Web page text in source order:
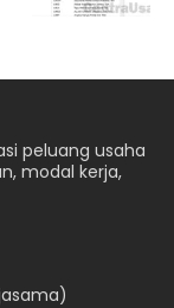
peluang usaha
modal kerja,